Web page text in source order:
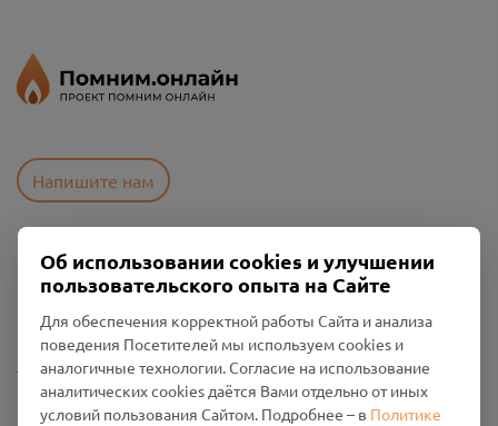
Напишите нам
Пользовательское соглашение
Политика конфиденциальности
Промо-материалы
Настройки cookies
Общество с ограниченной ответственностью «Смоленский
Об использовании cookies и улучшении
пользовательского опыта на Сайте
Для обеспечения корректной работы Сайта и анализа
поведения Посетителей мы используем cookies и
аналогичные технологии. Согласие на использование
аналитических cookies даётся Вами отдельно от иных
условий пользования Сайтом. Подробнее – в Политике